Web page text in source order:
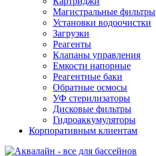
Магистральные фильтры
Установки водоочистки
Загрузки
Реагенты
Клапаны управления
Емкости напорные
Реагентные баки
Обратные осмосы
УФ стерилизаторы
Дисковые фильтры
Гидроаккумуляторы
Корпоративным клиентам